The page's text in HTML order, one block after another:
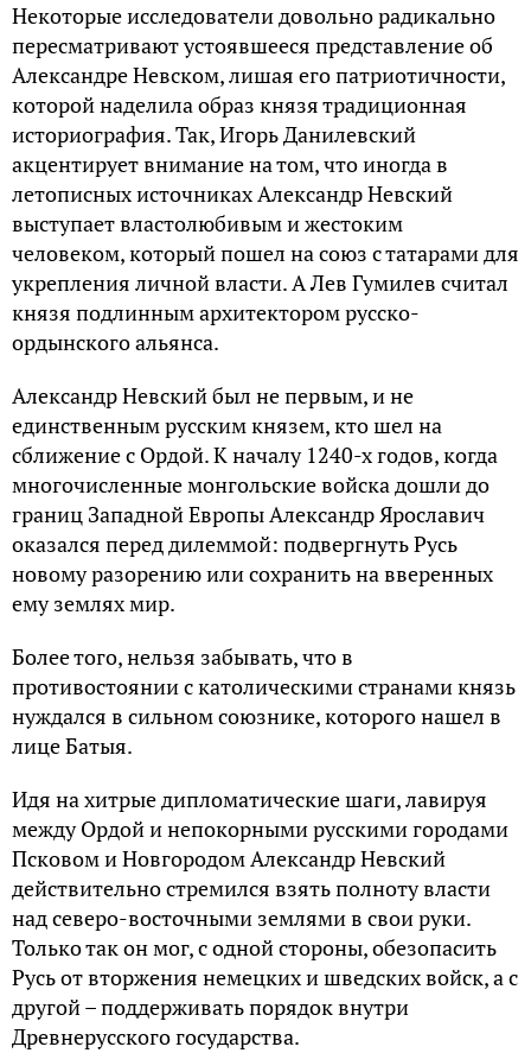
Некоторые исследователи довольно радикально
пересматривают устоявшееся представление об
Александре Невском, лишая его патриотичности,
которой наделила образ князя традиционная
историография. Так, Игорь Данилевский
акцентирует внимание на том, что иногда в
летописных источниках Александр Невский
выступает властолюбивым и жестоким
человеком, который пошел на союз с татарами для
укрепления личной власти. А Лев Гумилев считал
князя подлинным архитектором русско-
ордынского альянса.
Александр Невский был не первым, и не
единственным русским князем, кто шел на
сближение с Ордой. К началу 1240-х годов, когда
многочисленные монгольские войска дошли до
границ Западной Европы Александр Ярославич
оказался перед дилеммой: подвергнуть Русь
новому разорению или сохранить на вверенных
ему землях мир.
Более того, нельзя забывать, что в
противостоянии с католическими странами князь
нуждался в сильном союзнике, которого нашел в
лице Батыя.
Идя на хитрые дипломатические шаги, лавируя
между Ордой и непокорными русскими городами
Псковом и Новгородом Александр Невский
действительно стремился взять полноту власти
над северо-восточными землями в свои руки.
Только так он мог, с одной стороны, обезопасить
Русь от вторжения немецких и шведских войск, а с
другой – поддерживать порядок внутри
Древнерусского государства.